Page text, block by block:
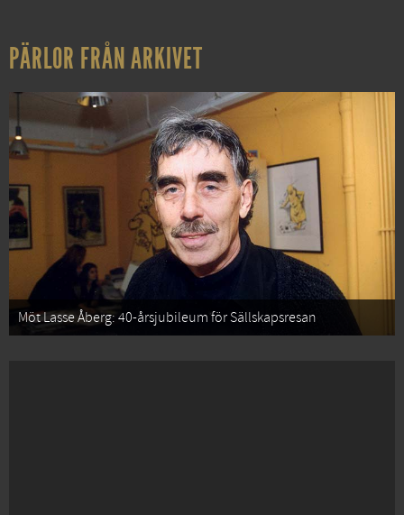
PÄRLOR FRÅN ARKIVET
Möt Lasse Åberg: 40-årsjubileum för Sällskapsresan